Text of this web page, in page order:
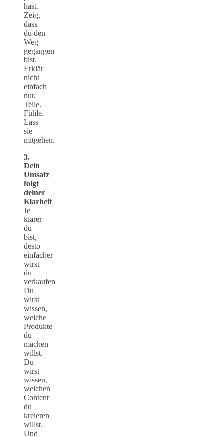
hast.
Zeig,
dass
du den
Weg
gegangen
bist.
Erklär
nicht
einfach
nur.
Teile.
Fühle.
Lass
sie
mitgehen.
3.
Dein
Umsatz
folgt
deiner
Klarheit
Je
klarer
du
bist,
desto
einfacher
wirst
du
verkaufen.
Du
wirst
wissen,
welche
Produkte
du
machen
willst.
Du
wirst
wissen,
welchen
Content
du
kreieren
willst.
Und